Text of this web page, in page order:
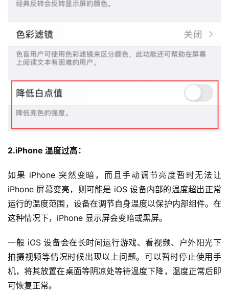
2.iPhone 温度过高：
如果 iPhone 突然变暗，而且手动调节亮度暂时无法让
iPhone 屏幕变亮，则可能是 iOS 设备内部的温度超出正常
运行的温度范围，设备在调节自身温度以保护内部组件。在
这种情况下，iPhone 显示屏会变暗或黑屏。
一般 iOS 设备会在长时间运行游戏、看视频、户外阳光下
拍摄视频等情况时候出现以上问题。可以暂时停止使用手
机，将其放置在桌面等阴凉处等待温度下降，温度正常后即
可恢复正常。